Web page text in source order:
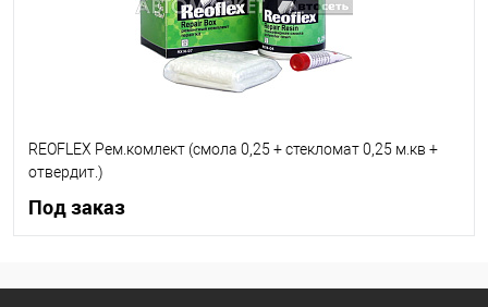
REOFLEX Рем.комлект (смола 0,25 + стекломат 0,25 м.кв +
отвердит.)
Под заказ